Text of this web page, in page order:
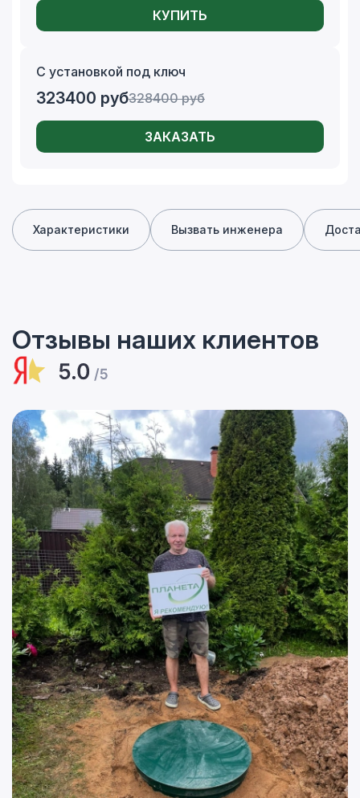
КУПИТЬ
С установкой под ключ
323400 руб328400руб
ЗАКАЗАТЬ
Характеристики Вызвать инженера
Отзывы наших клиентов